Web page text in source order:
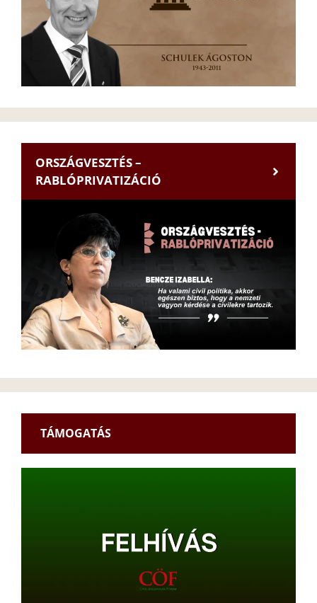
ORSZÁGVESZTÉS –
RABLÓPRIVATIZÁCIÓ
TÁMOGATÁS